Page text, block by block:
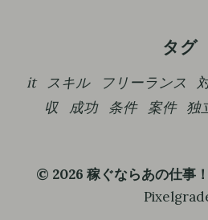
タグ
it スキル フリーランス
収
成功 条件 案件 独
© 2026 稼ぐならあの仕事